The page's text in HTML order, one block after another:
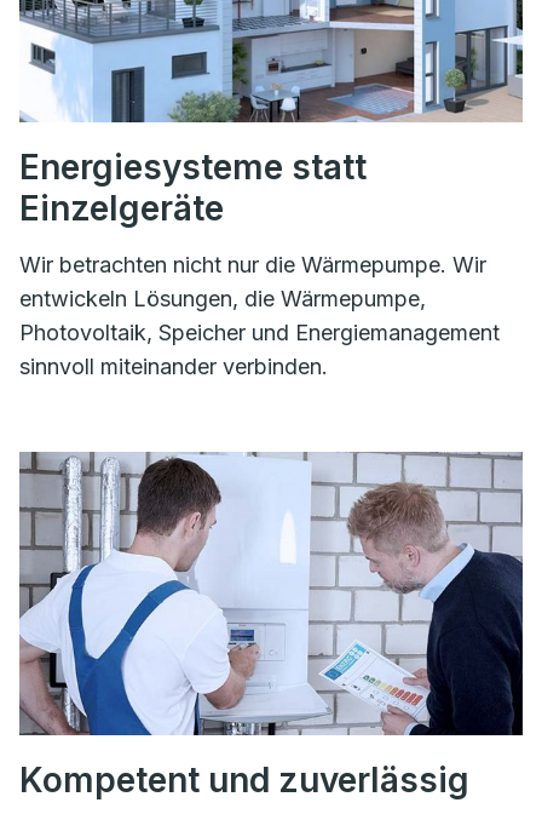
Energiesysteme statt
Einzelgeräte
Wir betrachten nicht nur die Wärmepumpe. Wir
entwickeln Lösungen, die Wärmepumpe,
Photovoltaik, Speicher und Energiemanagement
sinnvoll miteinander verbinden.
Kompetent und zuverlässig